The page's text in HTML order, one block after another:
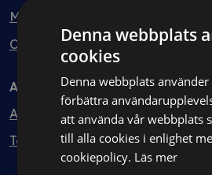
Min bolagsjurist
Ombud
Avtal
Avtalshantering
Testa kostnadsfritt
Denna webbplats
cookies
Denna webbplats
förbättra
att använda vår webbplats
till alla cookies i enlighet
cookiepolicy. Läs mer